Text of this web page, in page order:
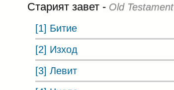
Старият завет - Old Testament
[1] Битие
[2] Изход
[3] Левит